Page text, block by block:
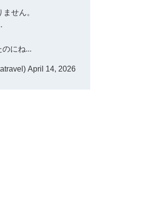
せん。
にね...
April 14, 2026